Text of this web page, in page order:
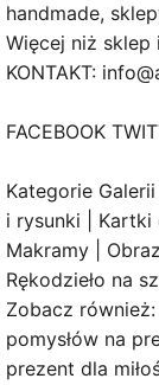
handmade,
Więcej niż sklep
KONTAKT:
FACEBOOK
Kategorie
i rysunki | Kartki
Makramy |
Rękodzieło na
Zobacz
pomysłów na
prezent dla